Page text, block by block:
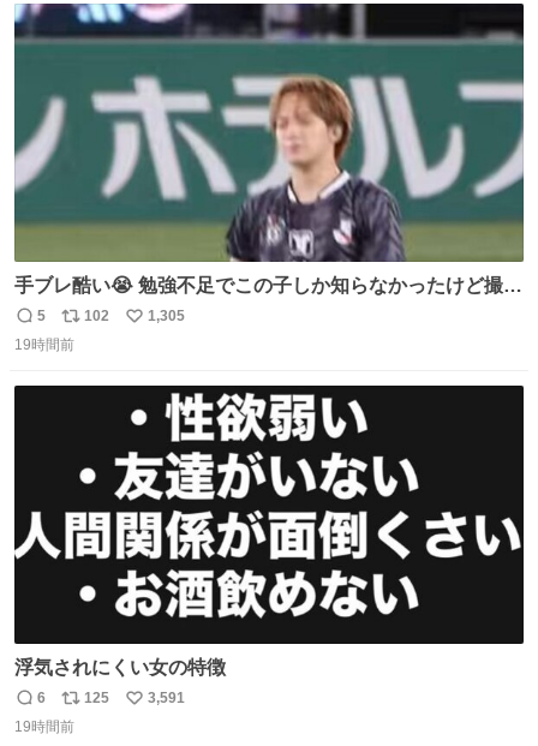
ト
数
数
手ブレ酷い😭 勉強不足でこの子しか知らなかったけど撮っ
てみた😓😓 #TravisJapan #Jリーグ #松倉海斗
返
信
5
リ
ポ
102
い
1,305
19時間前
浮気されにくい女の特徴
返
信
6
リ
ポ
125
い
3,591
19時間前